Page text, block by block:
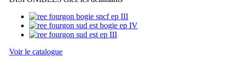
Voir le catalogue